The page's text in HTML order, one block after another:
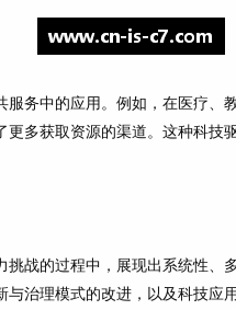
务中的应用。例如，在医疗、
多获取资源的渠道。这种科技
战的过程中，展现出系统性、
治理模式的改进，以及科技应